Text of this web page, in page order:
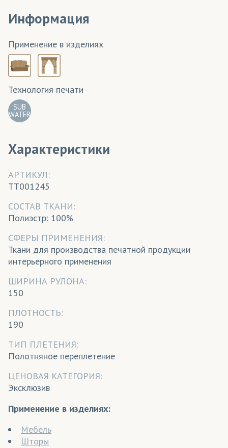
Информация
Применение в изделиях
Технология печати
SUB
WATER
Характеристики
АРТИКУЛ:
TT001245
CОСТАВ ТКАНИ:
Полиэстр: 100%
СФЕРЫ ПРИМЕНЕНИЯ:
Ткани для производства печатной продукции
интерьерного применения
ШИРИНА РУЛОНА:
150
ПЛОТНОСТЬ:
190
ТИП ПЛЕТЕНИЯ:
Полотняное переплетение
ЦЕНОВАЯ КАТЕГОРИЯ:
Эксклюзив
Применение в изделиях:
Мебель
Шторы